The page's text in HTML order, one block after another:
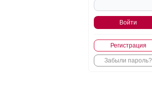
Регистрация
Забыли пароль?